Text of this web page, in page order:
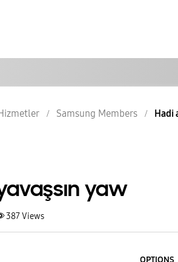
Samsung Members Hadi
yaw
387Views
OPTIONS